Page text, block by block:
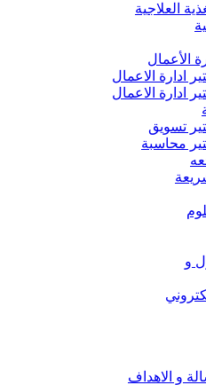
العلاجية
الأعمال
ادارة الاعمال
ادارة الاعمال
تسويق
محاسبة
و
و الاهداف